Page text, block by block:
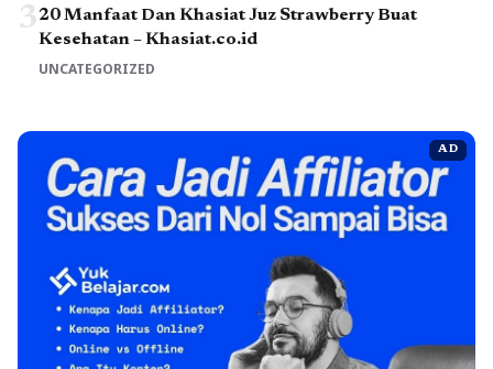
320 Manfaat Dan Khasiat Juz Strawberry Buat
Kesehatan – Khasiat.co.id
UNCATEGORIZED
AD